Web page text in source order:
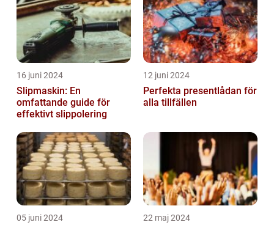
16 juni 2024
Slipmaskin: En
omfattande guide för
effektivt slippolering
12 juni 2024
Perfekta presentlådan för
alla tillfällen
05 juni 2024 22 maj 2024